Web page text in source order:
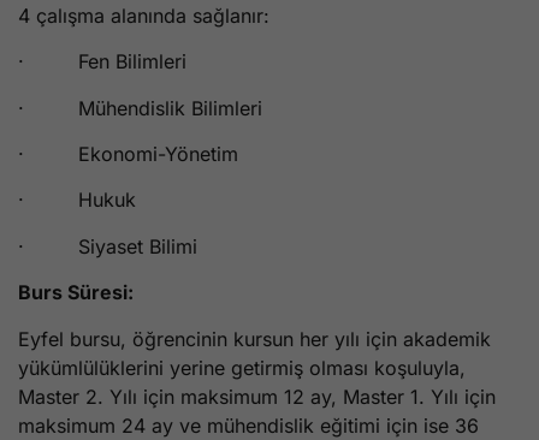
4 çalışma alanında sağlanır:
· Fen Bilimleri
· Mühendislik Bilimleri
· Ekonomi-Yönetim
· Hukuk
· Siyaset Bilimi
Burs Süresi:
Eyfel bursu, öğrencinin kursun her yılı için akademik
yükümlülüklerini yerine getirmiş olması koşuluyla,
Master 2. Yılı için maksimum 12 ay, Master 1. Yılı için
maksimum 24 ay ve mühendislik eğitimi için ise 36